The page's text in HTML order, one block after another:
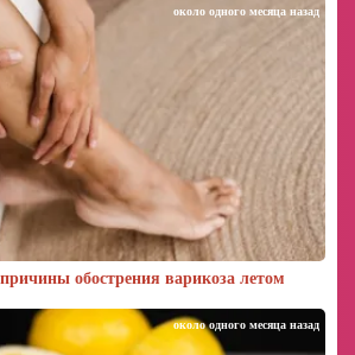
обострения варикоза летом
около одного месяца назад
около одного месяца назад